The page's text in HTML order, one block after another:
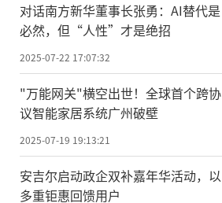
对话南方新华董事长张勇：AI替代是
必然，但“人性”才是绝招
2025-07-22 17:07:32
"万能网关"横空出世！全球首个跨协
议智能家居系统广州破壁
2025-07-19 19:13:21
安吉尔启动政企双补嘉年华活动，以
多重钜惠回馈用户